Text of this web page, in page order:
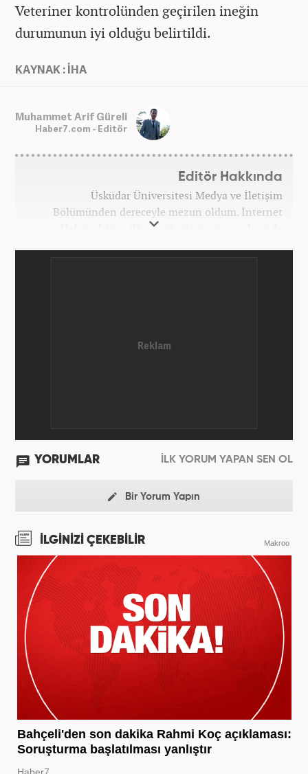
Veteriner kontrolünden geçirilen ineğin
durumunun iyi olduğu belirtildi.
KAYNAK : İHA
Muhammet Arif Güreli
Haber7.com - Editör
Editör Hakkında
Üsküdar Üniversitesi Medya ve İletişim
Bölümünden dereceyle mezun oldum. İnternet
Haberciliğine ilk olarak üniversite sıralarında
grafik ve video hazırladım. Kariyerime Haber7'de
YORUMLAR İLK YORUM YAPAN SEN OL
Bir Yorum Yapın
İLGİNİZİ ÇEKEBİLİR Makroo
Bahçeli'den son dakika Rahmi Koç açıklaması:
Soruşturma başlatılması yanlıştır